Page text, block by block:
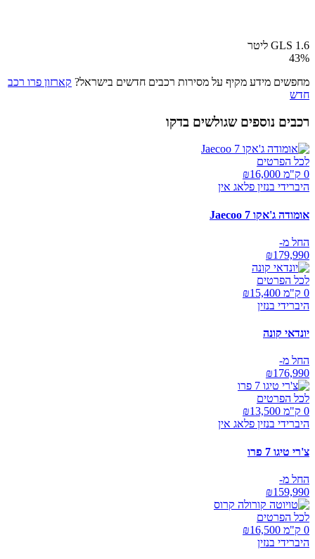
GLS 1.6 ליטר
43%
מחפשים מידע מקיף על מסירות רכבים חדשים בישראל? קארזון פרו רכב
חדש
רכבים נוספים שגולשים בדקו
לכל הפרטים
0 ק"מ ₪
16,000
היברידי בנזין פלאג אין
אומודה ג'אקו Jaecoo 7
החל מ-
₪179,990
לכל הפרטים
0 ק"מ ₪
15,400
היברידי בנזין
יונדאי קונה
החל מ-
₪176,990
לכל הפרטים
0 ק"מ ₪
13,500
היברידי בנזין פלאג אין
צ'רי טיגו 7 פרו
החל מ-
₪159,990
לכל הפרטים
0 ק"מ ₪
16,500
היברידי בנזין